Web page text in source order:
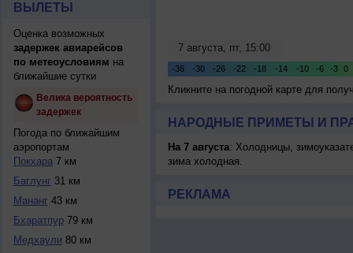
ВЫЛЕТЫ
Оценка возможных
задержек авиарейсов
по метеоусловиям на
ближайшие сутки
Велика вероятность
задержек
Погода по ближайшим
аэропортам
Покхара7 км
Баглунг 31 км
Мананг 43 км
Бхаратпур79 км
Медхаули 80 км
Кликните на погодной карте для
НАРОДНЫЕ ПРИМЕТЫ И
На 7 августа: Холодницы,
зима холодная.
РЕКЛАМА